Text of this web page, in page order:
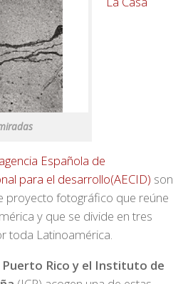
Española de
para el desarrollo(AECID) son
proyecto fotográfico que reúne
y que se divide en tres
toda Latinoamérica.
Puerto Rico y el Instituto de